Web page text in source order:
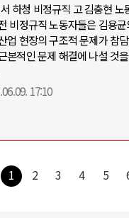
하청 비정규직 고 김충현 노
비정규직 노동자들은 김용
업 현장의 구조적 문제가 참
본적인 문제 해결에 나설 것
17:10
1 2 3 4 5